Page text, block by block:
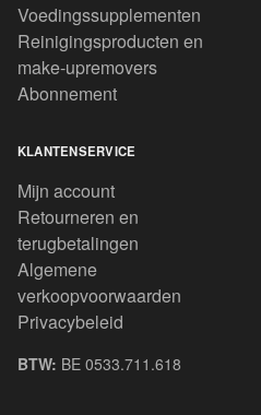
Voedingssupplementen
Reinigingsproducten en
make-upremovers
Abonnement
KLANTENSERVICE
Mijn account
Retourneren en
terugbetalingen
Algemene
verkoopvoorwaarden
Privacybeleid
BTW: BE 0533.711.618